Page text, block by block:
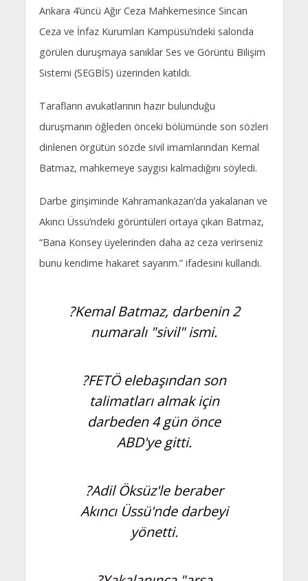
Ankara 4’üncü Ağır Ceza Mahkemesince Sincan
Ceza ve İnfaz Kurumları Kampüsü’ndeki salonda
görülen duruşmaya sanıklar Ses ve Görüntü Bilişim
Sistemi (SEGBİS) üzerinden katıldı.
Tarafların avukatlarının hazır bulunduğu
duruşmanın öğleden önceki bölümünde son sözleri
dinlenen örgütün sözde sivil imamlarından Kemal
Batmaz, mahkemeye saygısı kalmadığını söyledi.
Darbe girişiminde Kahramankazan’da yakalanan ve
Akıncı Üssü’ndeki görüntüleri ortaya çıkan Batmaz,
“Bana Konsey üyelerinden daha az ceza verirseniz
bunu kendime hakaret sayarım.” ifadesini kullandı.
?Kemal Batmaz, darbenin 2
numaralı "sivil" ismi.
?FETÖ elebaşından son
talimatları almak için
darbeden 4 gün önce
ABD'ye gitti.
?Adil Öksüz'le beraber
Akıncı Üssü'nde darbeyi
yönetti.